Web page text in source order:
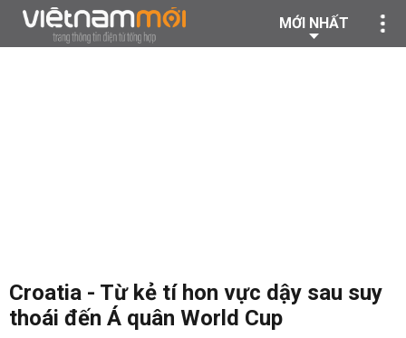
MỚI NHẤT
Croatia - Từ kẻ tí hon vực dậy sau suy
thoái đến Á quân World Cup